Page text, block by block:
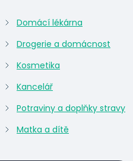
Domácí lékárna
Drogerie a domácnost
Kosmetika
Kancelář
Potraviny a doplňky stravy
Matka a dítě